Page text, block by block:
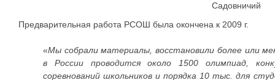
Садовничий
Предварительная работа РСОШ была окончена к 2009 г.
«Мы собрали материалы, восстановили более или
в России проводится около 1500 олимпиад,
соревнований школьников и порядка 10 тыс. для